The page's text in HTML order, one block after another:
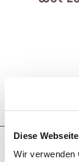
Diese
Wir verwenden